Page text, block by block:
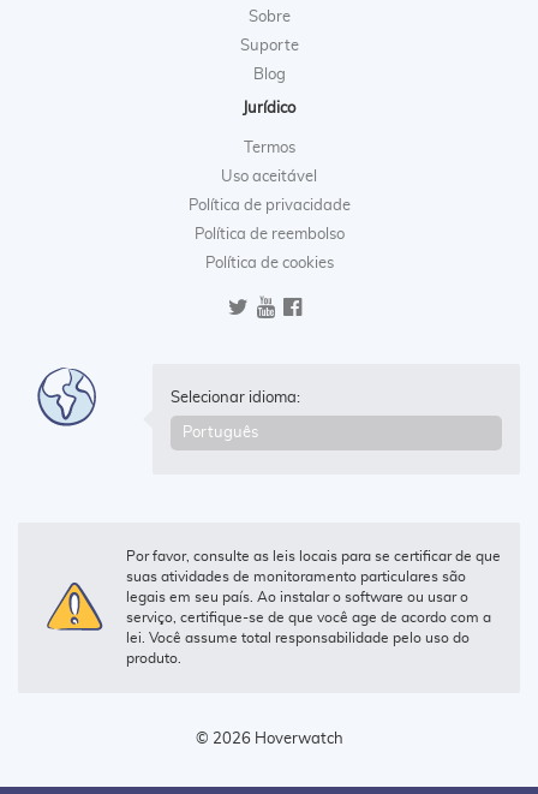
Sobre
Suporte
Blog
Jurídico
Termos
Uso aceitável
Política de privacidade
Política de reembolso
Política de cookies
Selecionar idioma:
Por favor, consulte as leis locais para se certificar de que
suas atividades de monitoramento particulares são
legais em seu país. Ao instalar o software ou usar o
serviço, certifique-se de que você age de acordo com a
lei. Você assume total responsabilidade pelo uso do
produto.
© 2026 Hoverwatch